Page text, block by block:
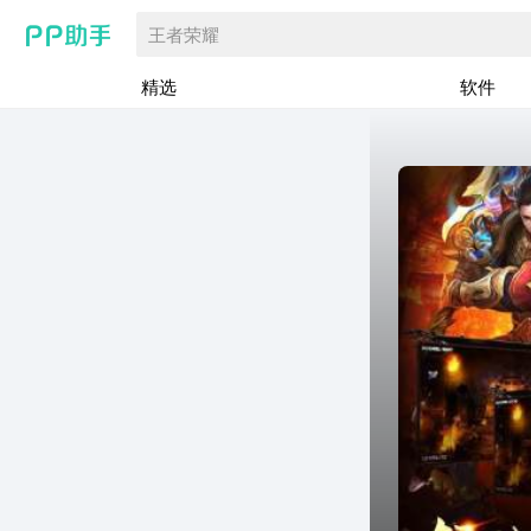
王者荣耀
精选 软件